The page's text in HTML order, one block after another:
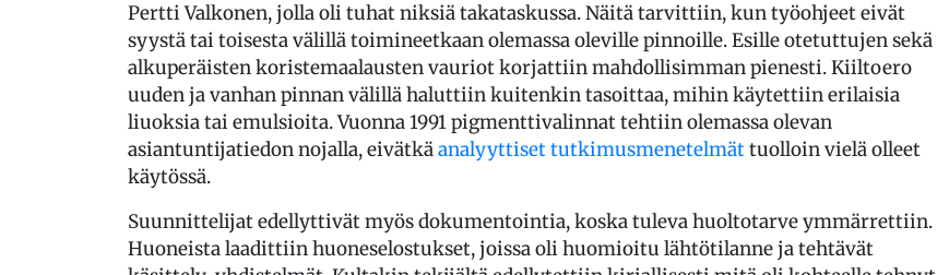
Pertti Valkonen, jolla oli tuhat niksiä takataskussa. Näitä tarvittiin, kun työohjeet eivät
syystä tai toisesta välillä toimineetkaan olemassa oleville pinnoille. Esille otetuttujen sekä
alkuperäisten koristemaalausten vauriot korjattiin mahdollisimman pienesti. Kiiltoero
uuden ja vanhan pinnan välillä haluttiin kuitenkin tasoittaa, mihin käytettiin erilaisia
liuoksia tai emulsioita. Vuonna 1991 pigmenttivalinnat tehtiin olemassa olevan
asiantuntijatiedon nojalla, eivätkäanalyyttiset tutkimusmenetelmättuolloin vielä olleet
käytössä.
Suunnittelijat edellyttivät myös dokumentointia, koska tuleva huoltotarve ymmärrettiin.
Huoneista laadittiin huoneselostukset, joissa oli huomioitu lähtötilanne ja tehtävät